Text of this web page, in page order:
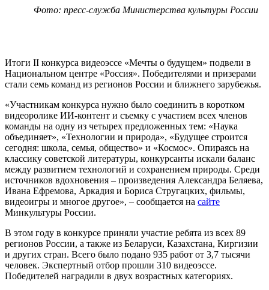
Фото: пресс-служба Министерства культуры России
Итоги II конкурса видеоэссе «Мечты о будущем» подвели в
Национальном центре «Россия». Победителями и призерами
стали семь команд из регионов России и ближнего зарубежья.
«Участникам конкурса нужно было соединить в коротком
видеоролике ИИ-контент и съемку с участием всех членов
команды на одну из четырех предложенных тем: «Наука
объединяет», «Технологии и природа», «Будущее строится
сегодня: школа, семья, общество» и «Космос». Опираясь на
классику советской литературы, конкурсанты искали баланс
между развитием технологий и сохранением природы. Среди
источников вдохновения – произведения Александра Беляева,
Ивана Ефремова, Аркадия и Бориса Стругацких, фильмы,
видеоигры и многое другое», – сообщается на сайте
Минкультуры России.
В этом году в конкурсе приняли участие ребята из всех 89
регионов России, а также из Беларуси, Казахстана, Киргизии
и других стран. Всего было подано 935 работ от 3,7 тысячи
человек. Экспертный отбор прошли 310 видеоэссе.
Победителей наградили в двух возрастных категориях.